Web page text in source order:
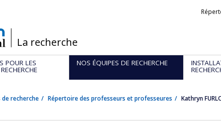
/La recherche
POUR LES NOS ÉQUIPES DE RECHERCHE
de recherche Répertoire des professeurs et professeures Kathryn